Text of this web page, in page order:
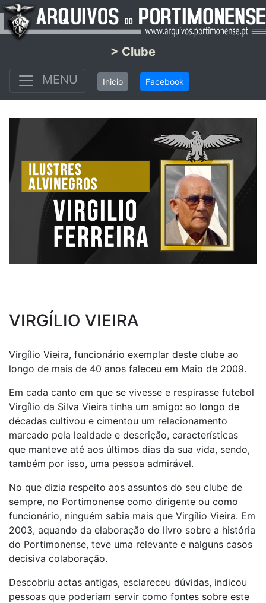
> Clube
MENU
Inicio Facebook
VIRGÍLIO VIEIRA
Virgílio Vieira, funcionário exemplar deste clube ao
longo de mais de 40 anos faleceu em Maio de 2009.
Em cada canto em que se vivesse e respirasse futebol
Virgílio da Silva Vieira tinha um amigo: ao longo de
décadas cultivou e cimentou um relacionamento
marcado pela lealdade e descrição, características
que manteve até aos últimos dias da sua vida, sendo,
também por isso, uma pessoa admirável.
No que dizia respeito aos assuntos do seu clube de
sempre, no Portimonense como dirigente ou como
funcionário, ninguém sabia mais que Virgílio Vieira. Em
2003, aquando da elaboração do livro sobre a história
do Portimonense, teve uma relevante e nalguns casos
decisiva colaboração.
Descobriu actas antigas, esclareceu dúvidas, indicou
pessoas que poderiam servir como fontes sobre este